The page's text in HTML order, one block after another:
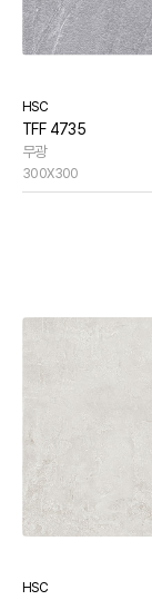
HSC
TFF 4735
무광
300X300
HSC